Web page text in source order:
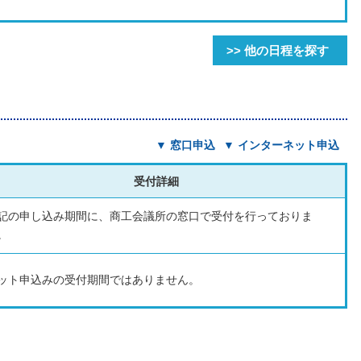
>> 他の日程を探す
▼ 窓口申込 ▼ インターネット申込
受付詳細
の申し込み期間に、商工会議所の窓口で受付を行っておりま
ト申込みの受付期間ではありません。